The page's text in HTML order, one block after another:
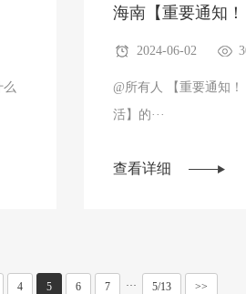
海南​【重要通知！
2024-06-02
@所有人 【重要通知
活】的···
查看详细
4 5 6 7 ··· 5/13 >>